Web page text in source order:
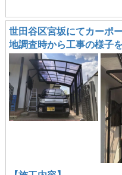
世田谷区宮坂にてカーポ
地調査時から工事の様子